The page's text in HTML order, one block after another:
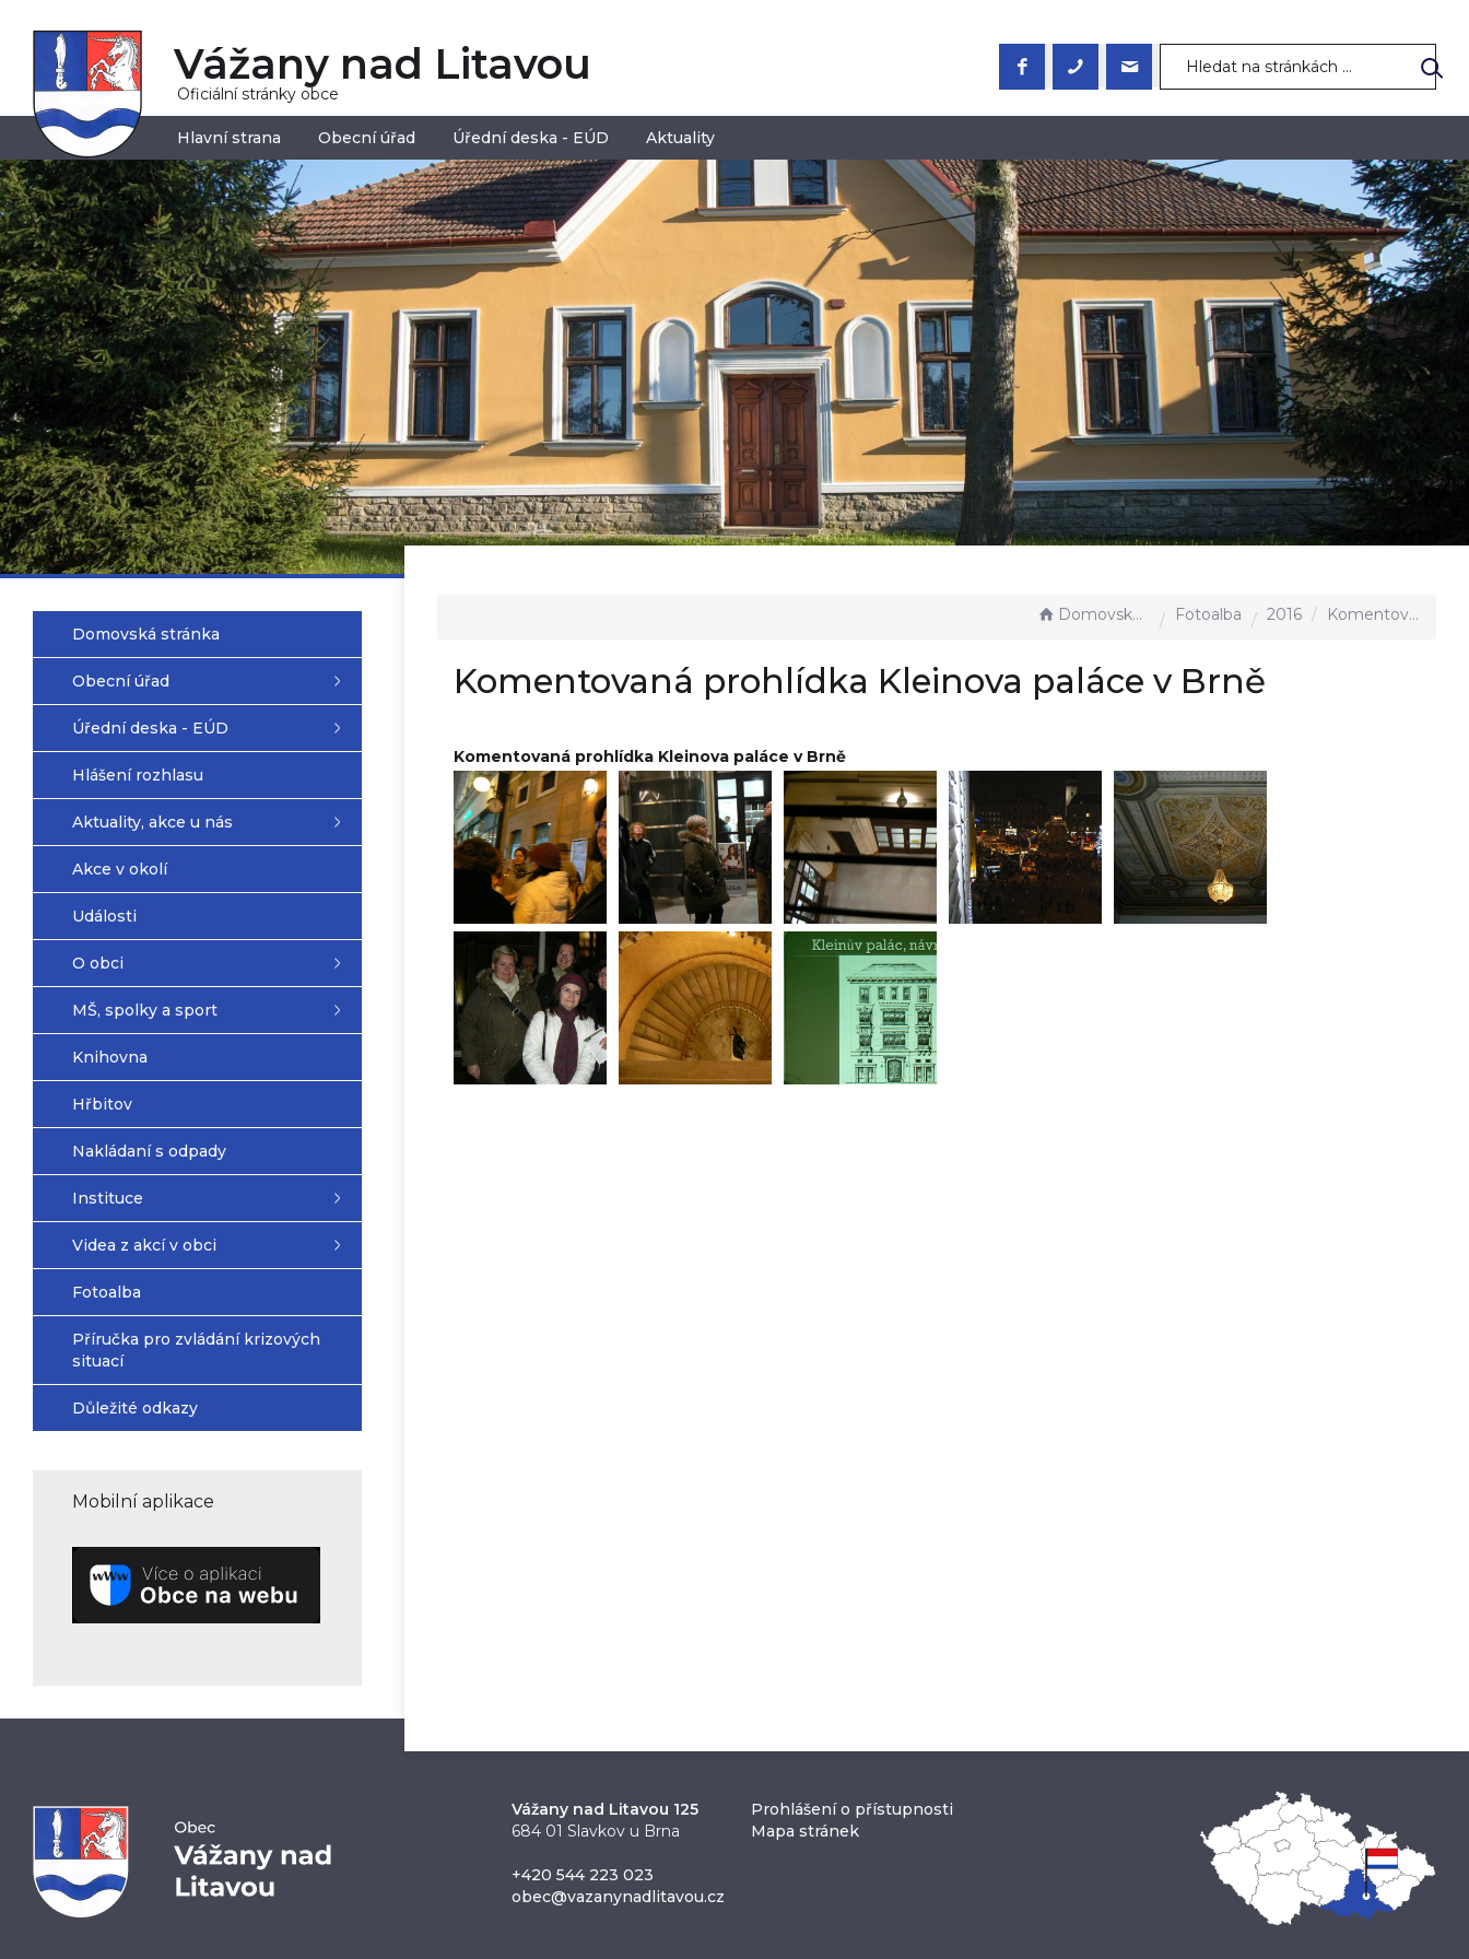
Vážany nad Litavou
Oficiální stránky obce
Hlavní strana Obecní úřad Úřední deska - EÚD Aktuality
Domovská stránka
Obecní úřad
Úřední deska - EÚD
Hlášení rozhlasu
Aktuality, akce u nás
Akce v okolí
Události
O obci
MŠ, spolky a sport
Knihovna
Hřbitov
Nakládaní s odpady
Instituce
Videa z akcí v obci
Fotoalba
Příručka pro zvládání krizových
situací
Důležité odkazy
Mobilní aplikace
Domovská stránka Fotoalba 2016 Komentovaná prohlídka Kleinova paláce v Brně
Komentovaná prohlídka Kleinova paláce v Brně
Komentovaná prohlídka Kleinova paláce v Brně
Vážany nad Litavou 125
684 01 Slavkov u Brna
+420 544 223 023
obec@vazanynadlitavou.cz
Prohlášení o přístupnosti
Mapa stránek